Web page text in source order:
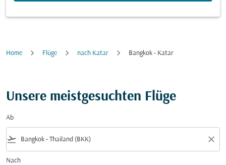
Home Flüge nach Katar Bangkok - Katar
Unsere meistgesuchten Flüge
Ab
flight_takeoff close
Nach